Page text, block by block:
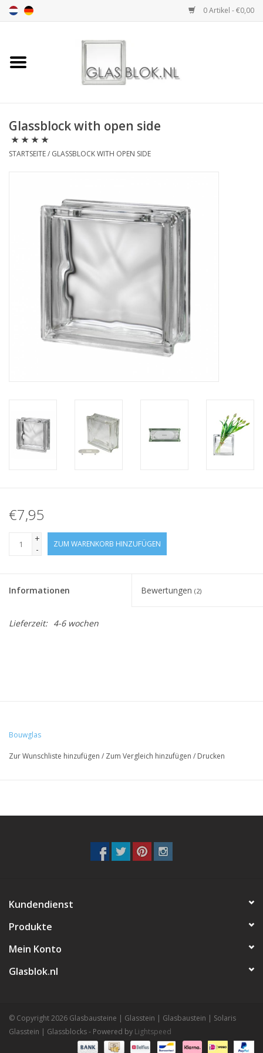
0 Artikel - €0,00
Startseite
DESIGN COLLECTION
TECHNOLOGY
INSTALLATION |
ACCESSORIES
Assortiment
Glassblock with open side
STARTSEITE/ GLASSBLOCK WITH OPEN SIDE
€7,95
+
-
ZUM WARENKORB HINZUFÜGEN
Informationen Bewertungen (2)
Lieferzeit: 4-6 wochen
Bouwglas
Zur Wunschliste hinzufügen / Zum Vergleich hinzufügen / Drucken
Kundendienst
Produkte
Mein Konto
Glasblok.nl
© Copyright 2026 Glasbausteine | Glasstein | Glasbaustein | Solaris
Glasstein | Glassblocks - Powered by Lightspeed